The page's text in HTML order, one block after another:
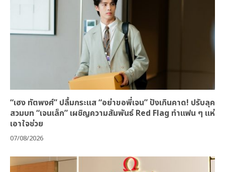
“เฮง ทัตพงศ์” ปลื้มกระแส “อย่าขอพี่เจน” ปังเกินคาด! ปรับลุค
สวมบท “เจนเล็ก” เผชิญความสัมพันธ์ Red Flag ทำแฟน ๆ แห่
เอาใจช่วย
07/08/2026